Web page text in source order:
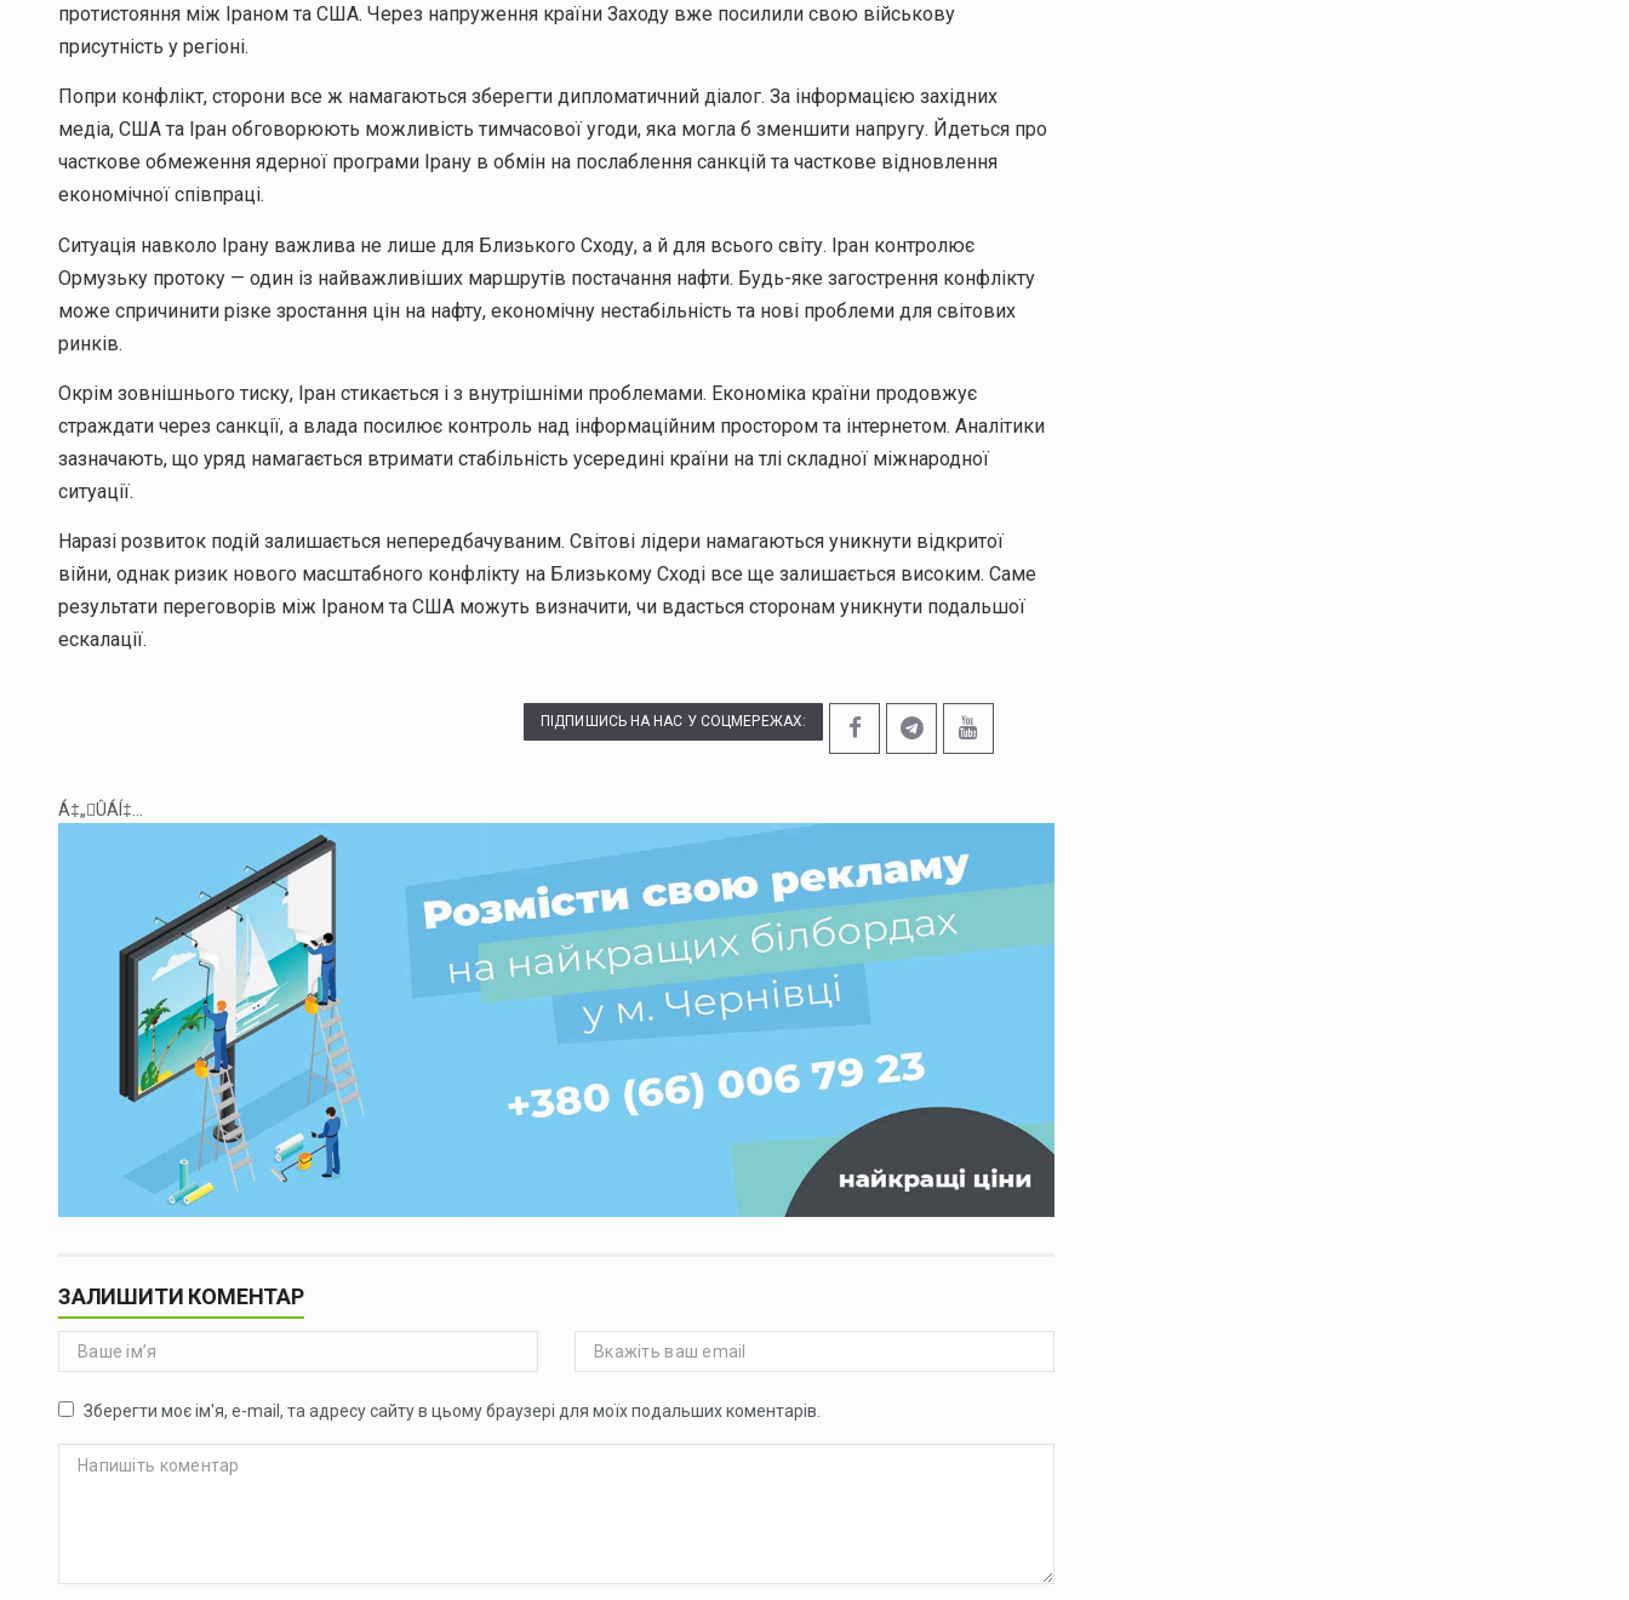
протистояння між Іраном та США. Через напруження країни Заходу вже посилили свою військову
присутність у регіоні.
Попри конфлікт, сторони все ж намагаються зберегти дипломатичний діалог. За інформацією західних
медіа, США та Іран обговорюють можливість тимчасової угоди, яка могла б зменшити напругу. Йдеться про
часткове обмеження ядерної програми Ірану в обмін на послаблення санкцій та часткове відновлення
економічної співпраці.
Ситуація навколо Ірану важлива не лише для Близького Сходу, а й для всього світу. Іран контролює
Ормузьку протоку — один із найважливіших маршрутів постачання нафти. Будь-яке загострення конфлікту
може спричинити різке зростання цін на нафту, економічну нестабільність та нові проблеми для світових
ринків.
Окрім зовнішнього тиску, Іран стикається і з внутрішніми проблемами. Економіка країни продовжує
страждати через санкції, а влада посилює контроль над інформаційним простором та інтернетом. Аналітики
зазначають, що уряд намагається втримати стабільність усередині країни на тлі складної міжнародної
ситуації.
Наразі розвиток подій залишається непередбачуваним. Світові лідери намагаються уникнути відкритої
війни, однак ризик нового масштабного конфлікту на Близькому Сході все ще залишається високим. Саме
результати переговорів між Іраном та США можуть визначити, чи вдасться сторонам уникнути подальшої
ескалації.
ПІДПИШИСЬ НА НАС У СОЦМЕРЕЖАХ:
Á‡„ÛÁÍ‡...
ЗАЛИШИТИ КОМЕНТАР
Зберегти моє ім'я, e-mail, та адресу сайту в цьому браузері для моїх подальших коментарів.